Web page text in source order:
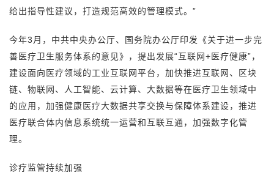
给出指导性建议，打造规范高效的管理模式。”
今年3月，中共中央办公厅、国务院办公厅印发《关于进一步完
善医疗卫生服务体系的意见》，提出发展“互联网+医疗健康”，
建设面向医疗领域的工业互联网平台，加快推进互联网、区块
链、物联网、人工智能、云计算、大数据等在医疗卫生领域中
的应用，加强健康医疗大数据共享交换与保障体系建设，推进
医疗联合体内信息系统统一运营和互联互通，加强数字化管
理。
诊疗监管持续加强